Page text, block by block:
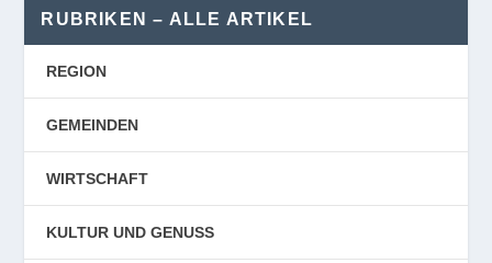
RUBRIKEN – ALLE ARTIKEL
REGION
GEMEINDEN
WIRTSCHAFT
KULTUR UND GENUSS